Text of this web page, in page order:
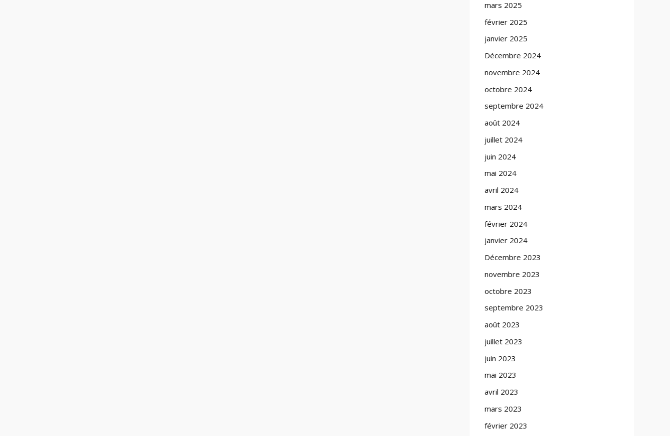
mars 2025
février 2025
janvier 2025
Décembre 2024
novembre 2024
octobre 2024
septembre 2024
août 2024
juillet 2024
juin 2024
mai 2024
avril 2024
mars 2024
février 2024
janvier 2024
Décembre 2023
novembre 2023
octobre 2023
septembre 2023
août 2023
juillet 2023
juin 2023
mai 2023
avril 2023
mars 2023
février 2023